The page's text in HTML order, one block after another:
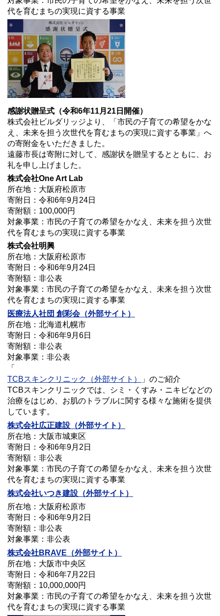
代を育むまちの実現に資する事業
感謝状贈呈式（令和6年11月21日開催）
株式会社ビルダリッジより、「市民の子育ての希望をかな
え、未来を担う次世代を育むまちの実現に資する事業」へ
の寄附金をいただきました。
遠藤市長は寄附に対して、感謝状を贈呈するとともに、お
礼を申し上げました。
株式会社One Art Lab
所在地：大阪府松原市
寄附日：令和6年9月24日
寄附額：100,000円
対象事業：市民の子育ての希望をかなえ、未来を担う次世
代を育むまちの実現に資する事業
株式会社明興
所在地：大阪府松原市
寄附日：令和6年9月24日
寄附額：非公表
対象事業：市民の子育ての希望をかなえ、未来を担う次世
代を育むまちの実現に資する事業
医療法人社団 創彩会（外部サイト）
所在地：北海道札幌市
寄附日：令和6年9月6日
寄附額：非公表
対象事業：非公表
「
TCBスキンクリニック（外部サイト）
」のご紹介
TCBスキンクリニックでは、シミ・くすみ・ニキビなどの
治療をはじめ、お肌のトラブルに関する様々な施術を提供
しています。
株式会社広正建設（外部サイト）
所在地：大阪市城東区
寄附日：令和6年9月2日
寄附額：非公表
対象事業：市民の子育ての希望をかなえ、未来を担う次世
代を育むまちの実現に資する事業
株式会社いつき建設（外部サイト）
所在地：大阪府松原市
寄附日：令和6年9月2日
寄附額：非公表
対象事業：非公表
株式会社BRAVE（外部サイト）
所在地：大阪市中央区
寄附日：令和6年7月22日
寄附額：10,000,000円
対象事業：市民の子育ての希望をかなえ、未来を担う次世
代を育むまちの実現に資する事業